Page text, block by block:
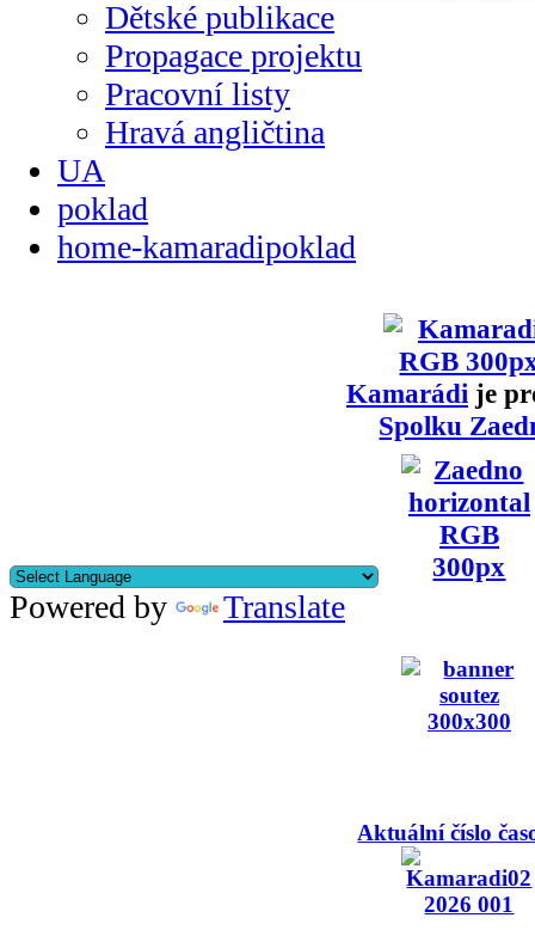
Dětské publikace
Propagace projektu
Pracovní listy
Hravá angličtina
UA
poklad
home-kamaradipoklad
Kamarádi je
Spolku
Powered by Translate
Aktuální číslo